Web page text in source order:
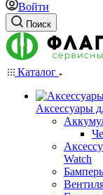
Войти
Поиск
Каталог
Аксессуары
Watch